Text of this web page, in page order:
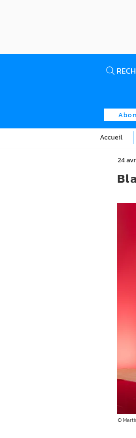
Accueil
24
©